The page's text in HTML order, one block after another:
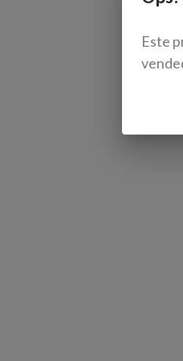
Este